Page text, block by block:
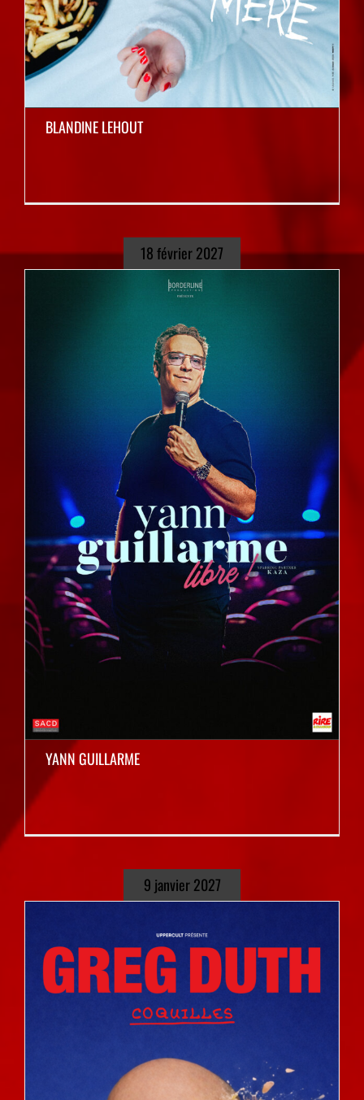
BLANDINE LEHOUT
18 février 2027
YANN GUILLARME
9 janvier 2027